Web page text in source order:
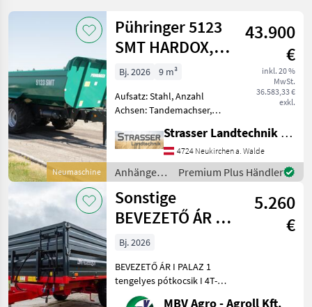
Neumaschine
Pühringer 5123
SMT HARDOX,
20t
43.900
€
inkl. 20 %
MwSt.
36.583,33 €
exkl.
Bj. 2026
9 m³
Aufsatz: Stahl, Anzahl
Achsen: Tandemachser,
Kipper, Bremse:
Druckluftbremse,
Mittelrunge, Typenschein,
Sattelstützwinde,
Automatische Rückwand,
Hyd
Strasser Landtechnik GmbH
4724 Neukirchen a. Walde
Anhänger /
Pühringer
Premium Plus Händler
Sonstige
BEVEZETŐ ÁR I
PALAZ 1
tengelyes
pótkocsik I 4T-8
5.260
€
Bj. 2026
BEVEZETŐ ÁR I PALAZ 1
tengelyes pótkocsik I 4T-8T
Ha PALAZ akkor kizárólag
MBV Agro - Agroll Kft.